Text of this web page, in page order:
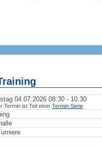
04.07.2026 08:30 - 10:30
Termin ist Teil einer Termin-Serie